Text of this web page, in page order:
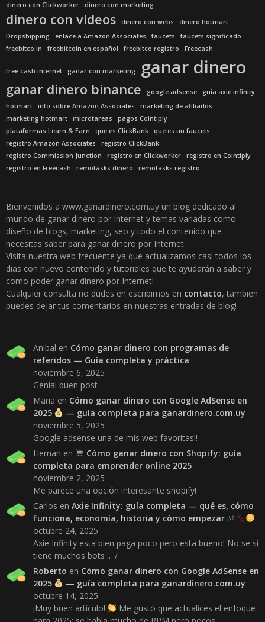
dinero con Clickworker dinero con marketing
dinero con videos dinero con webs
dinero hotmart
Dropshipping
enlace a Amazon Associates faucets
faucets significado
freebitco.in
freebitcoin en español freebitco registro Freecash
free cash internet ganar con marketing ganar dinero
ganar dinero binance google adsense
guia axie infinity
hotmart
info sobre Amazon Associates
marketing de afiliados
marketing hotmart
microtareas
pagos Cointiply
plataformas Learn & Earn
que es ClickBank
que es un faucets
registro Amazon Associates
registro ClickBank
registro Commission Junction
registro en Clickworker
registro en Cointiply
registro en Freecash
remotasks dinero remotasks registro
Bienvenidos a www.ganardinero.com.uy un blog dedicado al
mundo de ganar dinero por Internet y temas variadas como
diseño de blogs, marketing, seo y todo el contenido que
necesitas saber para ganar dinero por Internet.
Visita nuestra web frecuente ya que actualizamos casi todos los
dias con nuevo contenido y tutoriales que te ayudarán a saber y
como poder ganar dinero por Internet!
Cualquier consulta no dudes en escribirnos en contacto, tambien
puedes dejar tus comentarios en nuestras entradas de blog!
Anibal en Cómo ganar dinero con programas de
referidos — Guía completa y práctica
noviembre 6, 2025
Genial buen post
Maria en Cómo ganar dinero con Google AdSense en
2025
— guía completa para ganardinero.com.uy
noviembre 5, 2025
Google adsense una de mis web favoritas!!
Hernan en
Cómo ganar dinero con Shopify: guía
completa para emprender online 2025
noviembre 2, 2025
Me parece una opción interesante shopify!
Carlos en Axie Infinity: guía completa — qué es, cómo
funciona, economía, historia y cómo empezar
octubre 24, 2025
Axie Infinity esta bien paga poco pero esta bueno! No se si
tiene muchos bots .. :/
Roberto en Cómo ganar dinero con Google AdSense en
2025
— guía completa para ganardinero.com.uy
octubre 14, 2025
¡Muy buen artículo!
Me gustó que actualices el enfoque